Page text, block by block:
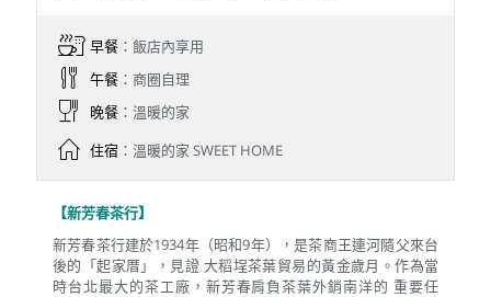
早餐：飯店內享用
午餐：商圈自理
晚餐：溫暖的家
住宿：溫暖的家 SWEET HOME
【新芳春茶行】
新芳春茶行建於1934年（昭和9年），是茶商王連河隨父來台
後的「起家厝」，見證 大稻埕茶葉貿易的黃金歲月。作為當
時台北最大的茶工廠，新芳春肩負茶葉外銷南洋的 重要任